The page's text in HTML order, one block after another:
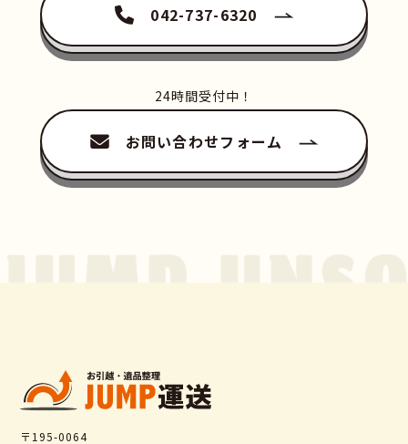
042-737-6320
24時間受付中！
お問い合わせフォーム
〒195-0064